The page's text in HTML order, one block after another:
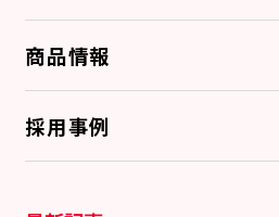
商品情報
採用事例